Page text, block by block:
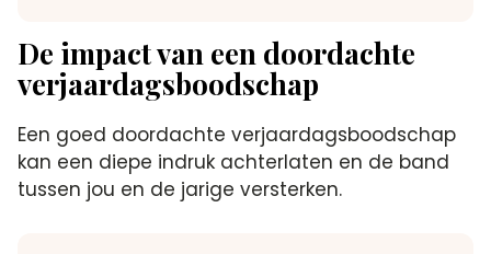
De impact van een doordachte
verjaardagsboodschap
Een goed doordachte verjaardagsboodschap
kan een diepe indruk achterlaten en de band
tussen jou en de jarige versterken.​